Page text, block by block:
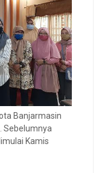
Banjarmasin
Sebelumnya
Kamis